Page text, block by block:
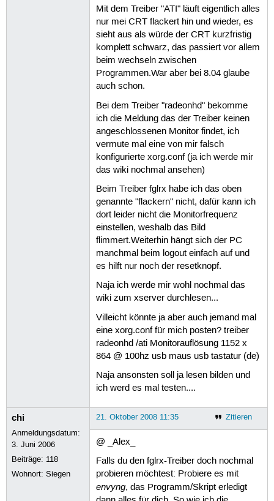
Mit dem Treiber "ATI" läuft eigentlich alles
nur mei CRT flackert hin und wieder, es
sieht aus als würde der CRT kurzfristig
komplett schwarz, das passiert vor allem
beim wechseln zwischen
Programmen.War aber bei 8.04 glaube
auch schon.
Bei dem Treiber "radeonhd" bekomme
ich die Meldung das der Treiber keinen
angeschlossenen Monitor findet, ich
vermute mal eine von mir falsch
konfigurierte xorg.conf (ja ich werde mir
das wiki nochmal ansehen)
Beim Treiber fglrx habe ich das oben
genannte "flackern" nicht, dafür kann ich
dort leider nicht die Monitorfrequenz
einstellen, weshalb das Bild
flimmert.Weiterhin hängt sich der PC
manchmal beim logout einfach auf und
es hilft nur noch der resetknopf.
Naja ich werde mir wohl nochmal das
wiki zum xserver durchlesen...
Villeicht könnte ja aber auch jemand mal
eine xorg.conf für mich posten? treiber
radeonhd /ati Monitorauflösung 1152 x
864 @ 100hz usb maus usb tastatur (de)
Naja ansonsten soll ja lesen bilden und
ich werd es mal testen....
chi
Anmeldungsdatum:
3. Juni 2006
Beiträge: 118
Wohnort: Siegen
Zitieren
21. Oktober 2008 11:35
@ _Alex_
Falls du den fglrx-Treiber doch nochmal
probieren möchtest: Probiere es mit
envyng, das Programm/Skript erledigt